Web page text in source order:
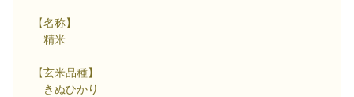
【名称】
精米
【玄米品種】
きぬひかり